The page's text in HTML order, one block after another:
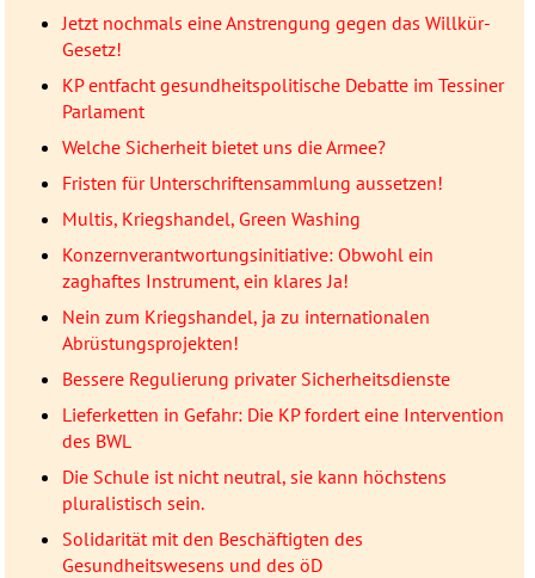
Jetzt nochmals eine Anstrengung gegen das Willkür-
Gesetz!
KP entfacht gesundheitspolitische Debatte im Tessiner
Parlament
Welche Sicherheit bietet uns die Armee?
Fristen für Unterschriftensammlung aussetzen!
Multis, Kriegshandel, Green Washing
Konzernverantwortungsinitiative: Obwohl ein
zaghaftes Instrument, ein klares Ja!
Nein zum Kriegshandel, ja zu internationalen
Abrüstungsprojekten!
Bessere Regulierung privater Sicherheitsdienste
Lieferketten in Gefahr: Die KP fordert eine Intervention
des BWL
Die Schule ist nicht neutral, sie kann höchstens
pluralistisch sein.
Solidarität mit den Beschäftigten des
Gesundheitswesens und des öD